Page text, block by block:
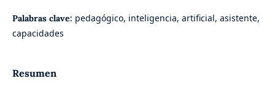
Palabras clave: pedagógico, inteligencia, artificial, asistente,
capacidades
Resumen